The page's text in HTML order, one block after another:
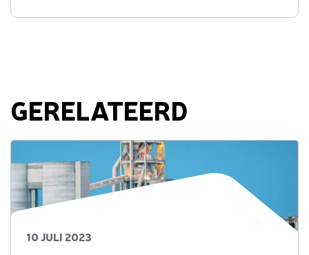
GERELATEERD
10 JULI 2023